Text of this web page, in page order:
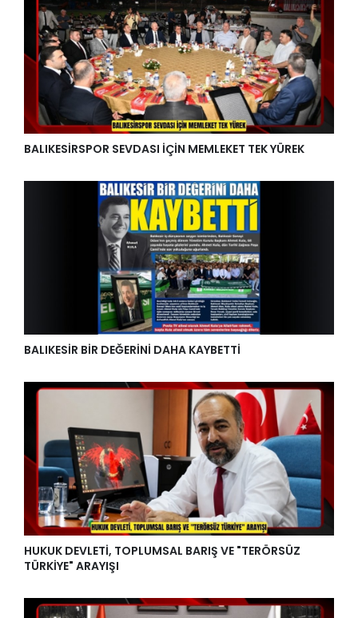
BALIKESİRSPOR SEVDASI İÇİN MEMLEKET TEK YÜREK
BALIKESİR BİR DEĞERİNİ DAHA KAYBETTİ
HUKUK DEVLETİ, TOPLUMSAL BARIŞ VE "TERÖRSÜZ
TÜRKİYE" ARAYIŞI